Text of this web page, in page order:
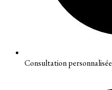
Consultation personnalisée